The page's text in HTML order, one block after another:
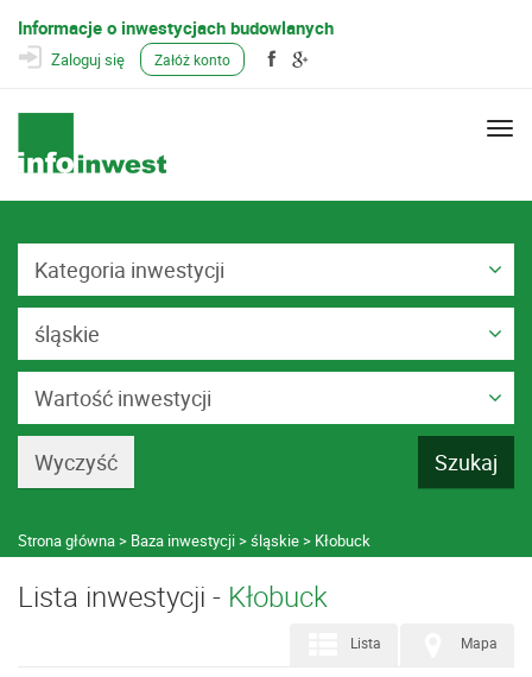
Informacje o inwestycjach budowlanych
Zaloguj się Załóż konto
Kategoria inwestycji
śląskie
Wartość inwestycji
Strona główna Baza inwestycji śląskie Kłobuck
Lista inwestycji - Kłobuck
Mapa
Lista